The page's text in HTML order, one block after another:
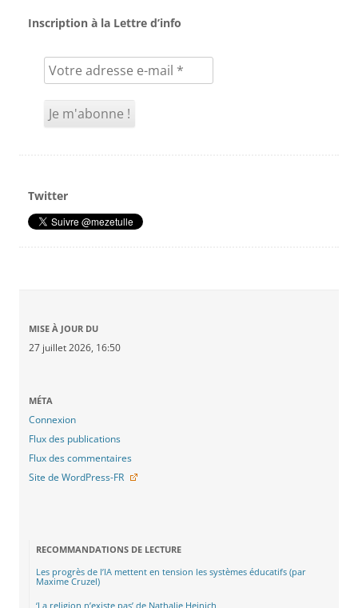
Inscription à la Lettre d’info
Twitter
MISE À JOUR DU
27 juillet 2026, 16:50
MÉTA
Connexion
Flux des publications
Flux des commentaires
Site de WordPress-FR
RECOMMANDATIONS DE LECTURE
Les progrès de l’IA mettent en tension les systèmes éducatifs (par
Maxime Cruzel)
‘La religion n’existe pas’ de Nathalie Heinich